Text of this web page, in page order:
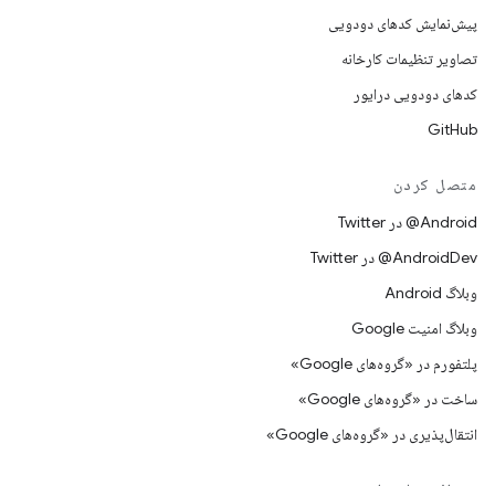
پیش‌نمایش کدهای دودویی
تصاویر تنظیمات کارخانه
کدهای دودویی درایور
GitHub
متصل کردن
Android@ در Twitter
AndroidDev@ در Twitter
وبلاگ Android
وبلاگ امنیت Google
پلتفورم در «گروه‌های Google»
ساخت در «گروه‌های Google»
انتقال‌پذیری در «گروه‌های Google»